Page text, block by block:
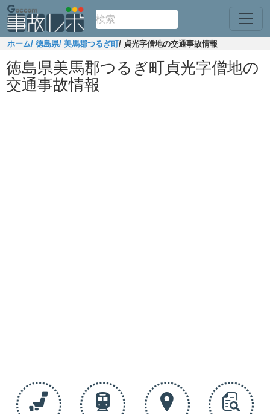
ホーム/ 徳島県/ 美馬郡つるぎ町/ 貞光字僧地の交通事故情報
徳島県美馬郡つるぎ町貞光字僧地の
交通事故情報